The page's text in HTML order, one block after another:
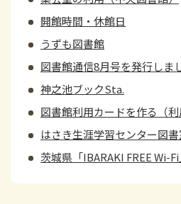
開館時間・休館日
うずも図書館
図書館通信8月号を発行しま
神之池ブックSta.
図書館利用カードを作る（利
はさき生涯学習センター図書
茨城県「IBARAKI FREE Wi-